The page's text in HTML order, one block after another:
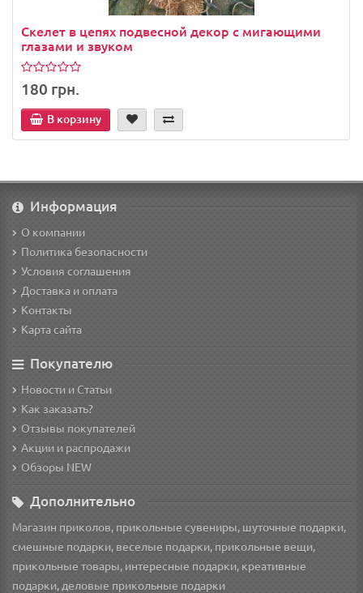
Скелет в цепях подвесной декор с мигающими
глазами и звуком
180 грн.
В корзину
Информация
О компании
Политика безопасности
Условия соглашения
Доставка и оплата
Контакты
Карта сайта
Покупателю
Новости и Статьи
Как заказать?
Отзывы покупателей
Акции и распродажи
Обзоры NEW
Дополнительно
Магазин приколов, прикольные сувениры, шуточные подарки,
смешные подарки, веселые подарки, прикольные вещи,
прикольные товары, интересные подарки, креативные
подарки, деловые прикольные подарки